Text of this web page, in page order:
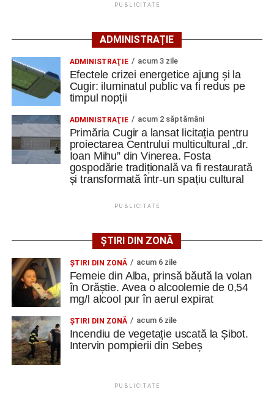
Balaur, Sebaș (78, Kiraly) – Șaucă/cpt. (86, Tăban),
Păcurar), Cocan, Goronea (60, Bura); Rezerve: Similie,
Iosif, Mâlnă, G. Cristea. Antrenor: Lucian Itu.
Jiul Petroșani: Iliescu/cpt. – Gogescu, Dobre, A. Dinu,
Hondorocu – Giurică, Morariu – Vreja, Viașu, Buțurcă –
Trip; rezerve Krupenschi, Fulga, Nițu, Mihăilă, Polgar, R.
Călin, Covaci, Păcuraru, D. Popa. Antrenor Sorin Bălu
FOTO: Sorin GIURCĂ
Adaugă cugirinfo.ro ca sursă
preferată pe Google
Ultimele știri din Cugir
reprezentanți ai BNR și ai Poliției Române. Banii au
fost recuperați de polițiști
Schimbare de directori la Liceul Tehnologic „Ion D.
PUBLICITATE
ADMINISTRAȚIE
ADMINISTRAŢIE acum 3 zile
Efectele crizei energetice ajung și la
Cugir: iluminatul public va fi redus pe
timpul nopții
ADMINISTRAŢIE acum 2 săptămâni
Primăria Cugir a lansat licitația pentru
proiectarea Centrului multicultural „dr.
Ioan Mihu” din Vinerea. Fosta
gospodărie tradițională va fi restaurată
și transformată într-un spațiu cultural
PUBLICITATE
ȘTIRI DIN ZONĂ
ŞTIRI DIN ZONĂ acum 6 zile
Femeie din Alba, prinsă băută la volan
în Orăștie. Avea o alcoolemie de 0,54
mg/l alcool pur în aerul expirat
ŞTIRI DIN ZONĂ acum 6 zile
Incendiu de vegetație uscată la Șibot.
Intervin pompierii din Sebeș
PUBLICITATE